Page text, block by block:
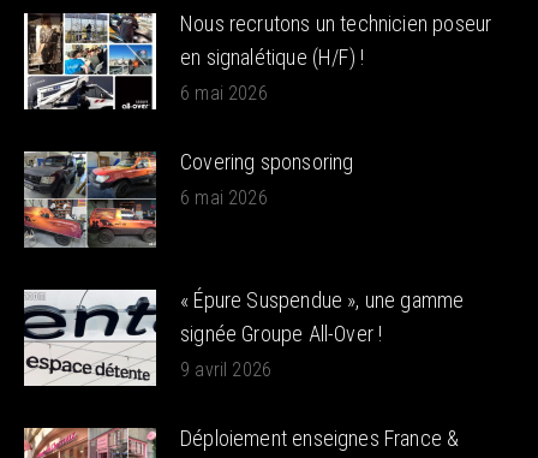
Nous recrutons un technicien poseur
en signalétique (H/F) !
6 mai 2026
Covering sponsoring
6 mai 2026
« Épure Suspendue », une gamme
signée Groupe All-Over !
9 avril 2026
Déploiement enseignes France &